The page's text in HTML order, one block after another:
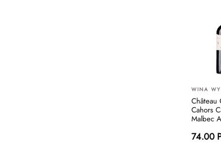
WINA
Château
Cahors
Malbec
74.00